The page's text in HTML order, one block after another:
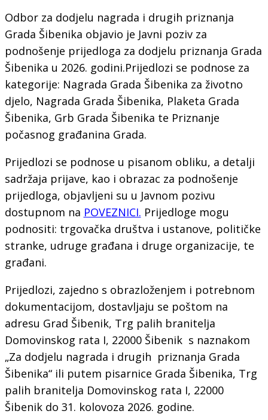
Odbor za dodjelu nagrada i drugih priznanja
Grada Šibenika objavio je Javni poziv za
podnošenje prijedloga za dodjelu priznanja Grada
Šibenika u 2026. godini.Prijedlozi se podnose za
kategorije: Nagrada Grada Šibenika za životno
djelo, Nagrada Grada Šibenika, Plaketa Grada
Šibenika, Grb Grada Šibenika te Priznanje
počasnog građanina Grada.
Prijedlozi se podnose u pisanom obliku, a detalji
sadržaja prijave, kao i obrazac za podnošenje
prijedloga, objavljeni su u Javnom pozivu
dostupnom na POVEZNICI. Prijedloge mogu
podnositi: trgovačka društva i ustanove, političke
stranke, udruge građana i druge organizacije, te
građani.
Prijedlozi, zajedno s obrazloženjem i potrebnom
dokumentacijom, dostavljaju se poštom na
adresu Grad Šibenik, Trg palih branitelja
Domovinskog rata I, 22000 Šibenik s naznakom
„Za dodjelu nagrada i drugih priznanja Grada
Šibenika“ ili putem pisarnice Grada Šibenika, Trg
palih branitelja Domovinskog rata I, 22000
Šibenik do 31. kolovoza 2026. godine.